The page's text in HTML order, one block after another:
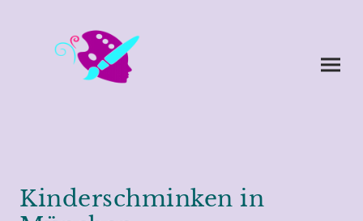
Kinderschminken in